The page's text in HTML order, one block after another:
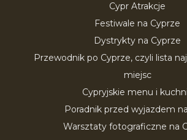
Cypr Atrakcje
Festiwale na Cyprze
Dystrykty na Cyprze
Przewodnik po Cyprze, czyli lista
miejsc
Cypryjskie menu i
Poradnik przed wyjazdem
Warsztaty fotograficzne na